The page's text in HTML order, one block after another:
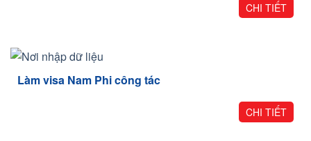
CHI TIẾT
Làm visa Nam Phi công tác
CHI TIẾT